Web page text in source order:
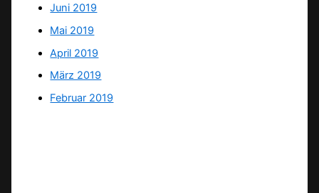
Juni 2019
Mai 2019
April 2019
März 2019
Februar 2019